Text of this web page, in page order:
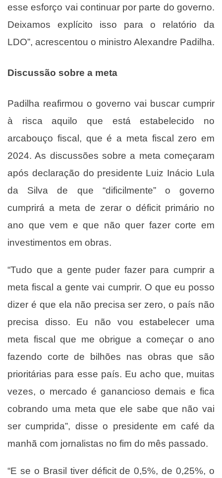
esse esforço vai continuar por parte do governo.
Deixamos explícito isso para o relatório da
LDO”, acrescentou o ministro Alexandre Padilha.
Discussão sobre a meta
Padilha reafirmou o governo vai buscar cumprir
à risca aquilo que está estabelecido no
arcabouço fiscal, que é a meta fiscal zero em
2024. As discussões sobre a meta começaram
após declaração do presidente Luiz Inácio Lula
da Silva de que “dificilmente” o governo
cumprirá a meta de zerar o déficit primário no
ano que vem e que não quer fazer corte em
investimentos em obras.
“Tudo que a gente puder fazer para cumprir a
meta fiscal a gente vai cumprir. O que eu posso
dizer é que ela não precisa ser zero, o país não
precisa disso. Eu não vou estabelecer uma
meta fiscal que me obrigue a começar o ano
fazendo corte de bilhões nas obras que são
prioritárias para esse país. Eu acho que, muitas
vezes, o mercado é ganancioso demais e fica
cobrando uma meta que ele sabe que não vai
ser cumprida”, disse o presidente em café da
manhã com jornalistas no fim do mês passado.
“E se o Brasil tiver déficit de 0,5%, de 0,25%, o